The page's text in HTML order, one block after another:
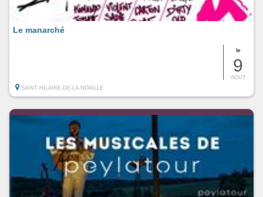
le
9
AOUT
Le manarché
SAINT-HILAIRE-DE-LA-NOAILLE